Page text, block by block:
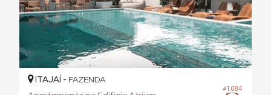
#1.084
ITAJAÍ - FAZENDA